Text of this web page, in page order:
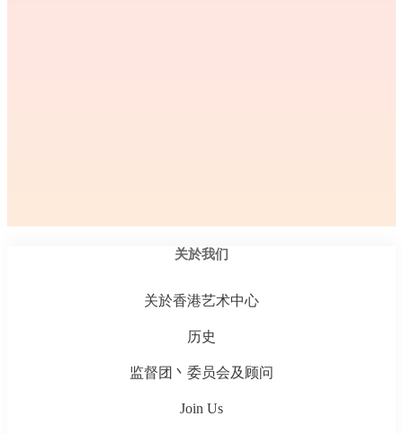
关於我们
关於香港艺术中心
历史
监督团丶委员会及顾问
Join Us